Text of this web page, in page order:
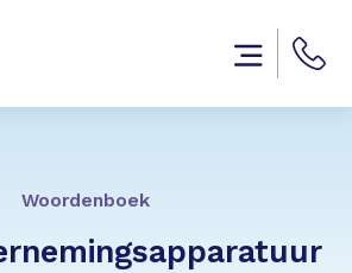
Woordenboek